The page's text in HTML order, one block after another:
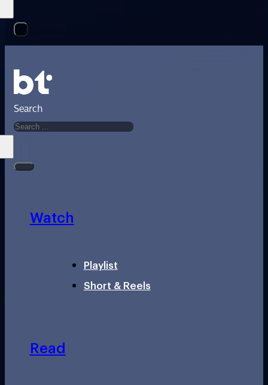
Search
Watch
Playlist
Short & Reels
Read